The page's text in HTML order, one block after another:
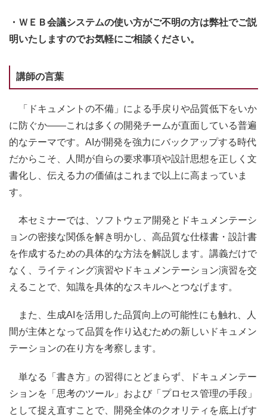
・ＷＥＢ会議システムの使い方がご不明の方は弊社でご説
明いたしますのでお気軽にご相談ください。
講師の言葉
「ドキュメントの不備」による手戻りや品質低下をいか
に防ぐか――これは多くの開発チームが直面している普遍
的なテーマです。AIが開発を強力にバックアップする時代
だからこそ、人間が自らの要求事項や設計思想を正しく文
書化し、伝える力の価値はこれまで以上に高まっていま
す。
本セミナーでは、ソフトウェア開発とドキュメンテーシ
ョンの密接な関係を解き明かし、高品質な仕様書・設計書
を作成するための具体的な方法を解説します。講義だけで
なく、ライティング演習やドキュメンテーション演習を交
えることで、知識を具体的なスキルへとつなげます。
また、生成AIを活用した品質向上の可能性にも触れ、人
間が主体となって品質を作り込むための新しいドキュメン
テーションの在り方を考察します。
単なる「書き方」の習得にとどまらず、ドキュメンテー
ションを「思考のツール」および「プロセス管理の手段」
として捉え直すことで、開発全体のクオリティを底上げす